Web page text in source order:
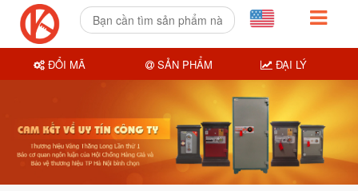
ĐỔI MÃ SẢN PHẨM ĐẠI LÝ